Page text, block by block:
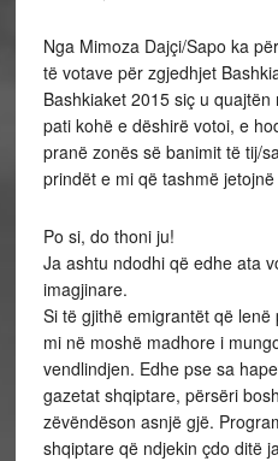
Nga Mimoza Dajçi/Sapo ka
të votave për zgjedhjet
Bashkiaket 2015 siç u
pati kohë e dëshirë votoi, e
pranë zonës së banimit të tij/
prindët e mi që tashmë
Po si, do thoni ju!
Ja ashtu ndodhi që edhe ata
imagjinare.
Si të gjithë emigrantët që
mi në moshë madhore i
vendlindjen. Edhe pse sa
gazetat shqiptare, përsëri
zëvëndëson asnjë gjë.
shqiptare që ndjekin çdo ditë